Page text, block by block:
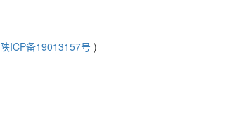
陕ICP备19013157号 )